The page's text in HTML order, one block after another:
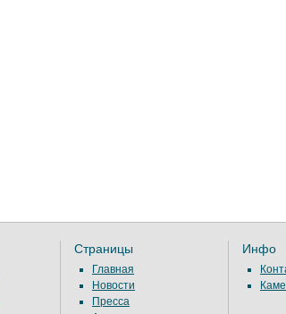
Страницы
Главная
Новости
Пресса
Инфо